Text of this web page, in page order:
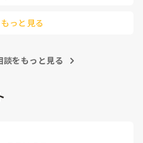
な」と抱え込んでいるケースがと
ってることない？」と具体的に声
の時間を取る」などルール化し
くなりますよ。一人で抱え込ま
っと見る
をもっと見る